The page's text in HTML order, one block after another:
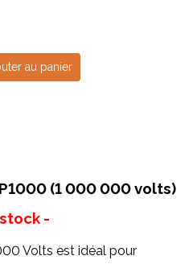
au panier
(1 000 000 volts)
-
Volts est idéal pour